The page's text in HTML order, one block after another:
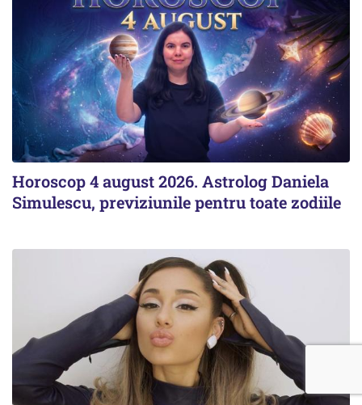
Horoscop 4 august 2026. Astrolog Daniela
Simulescu, previziunile pentru toate zodiile